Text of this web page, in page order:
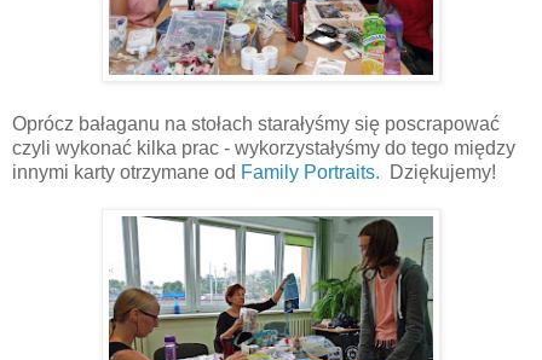
Oprócz bałaganu na stołach starałyśmy się poscrapować
czyli wykonać kilka prac - wykorzystałyśmy do tego między
innymi karty otrzymane od Family Portraits. Dziękujemy!